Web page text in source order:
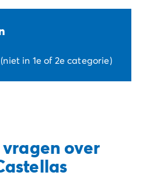
in 1e of 2e categorie)
over